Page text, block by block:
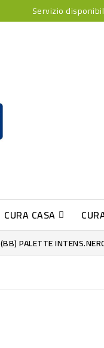
Servizio
CURA CASA
(BB) PALETTE